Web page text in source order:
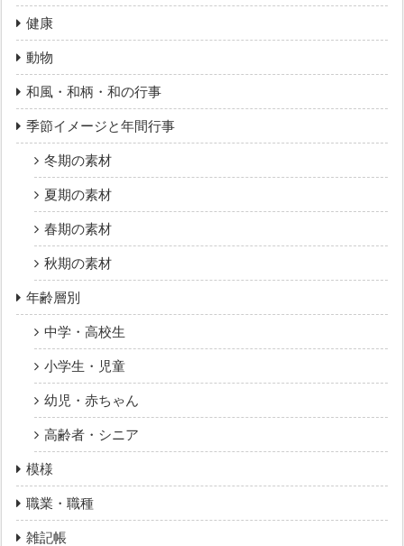
健康
動物
和風・和柄・和の行事
季節イメージと年間行事
冬期の素材
夏期の素材
春期の素材
秋期の素材
年齢層別
中学・高校生
小学生・児童
幼児・赤ちゃん
高齢者・シニア
模様
職業・職種
雑記帳